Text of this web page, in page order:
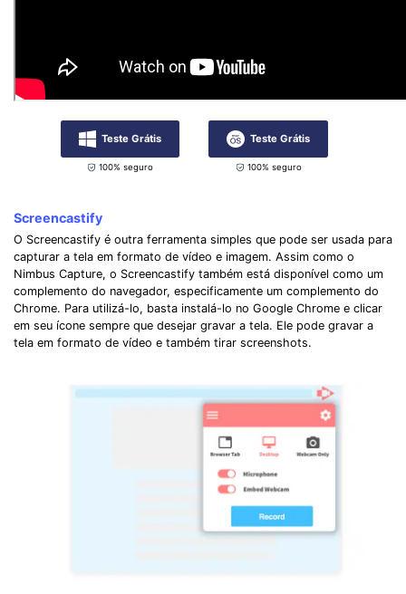
Teste Grátis
100% seguro
Teste Grátis
100% seguro
Screencastify
O Screencastify é outra ferramenta simples que pode ser usada para
capturar a tela em formato de vídeo e imagem. Assim como o
Nimbus Capture, o Screencastify também está disponível como um
complemento do navegador, especificamente um complemento do
Chrome. Para utilizá-lo, basta instalá-lo no Google Chrome e clicar
em seu ícone sempre que desejar gravar a tela. Ele pode gravar a
tela em formato de vídeo e também tirar screenshots.